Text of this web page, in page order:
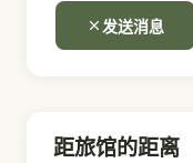
发送消息
距旅馆的距离